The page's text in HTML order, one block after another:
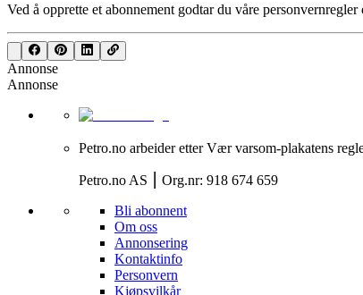
Ved å opprette et abonnement godtar du våre personvernregler
Annonse
Annonse
Petro.no arbeider etter Vær varsom-plakatens
Petro.no AS ⎮ Org.nr: 918 674 659
Bli abonnent
Om oss
Annonsering
Kontaktinfo
Personvern
Kjøpsvilkår